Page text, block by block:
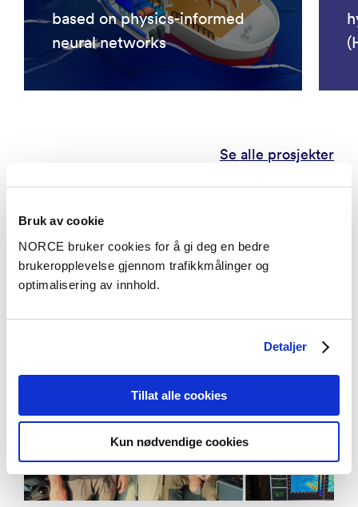
Bruk av cookie
NORCE bruker cookies for å gi deg en bedre
brukeropplevelse gjennom trafikkmålinger og
optimalisering av innhold.
Detaljer
Tillat alle cookies
Kun nødvendige cookies
based on physics-informed
neural networks
Se alle prosjekter
Aktuelt